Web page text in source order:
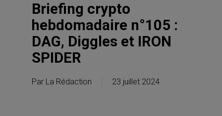
Briefing crypto
hebdomadaire n°105 :
DAG, Diggles et IRON
SPIDER
Par La Rédaction 23 juillet 2024